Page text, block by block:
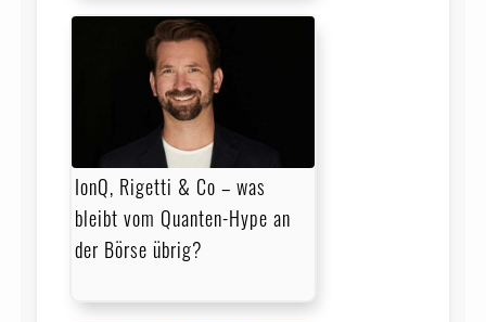
IonQ, Rigetti & Co – was
bleibt vom Quanten-Hype an
der Börse übrig?